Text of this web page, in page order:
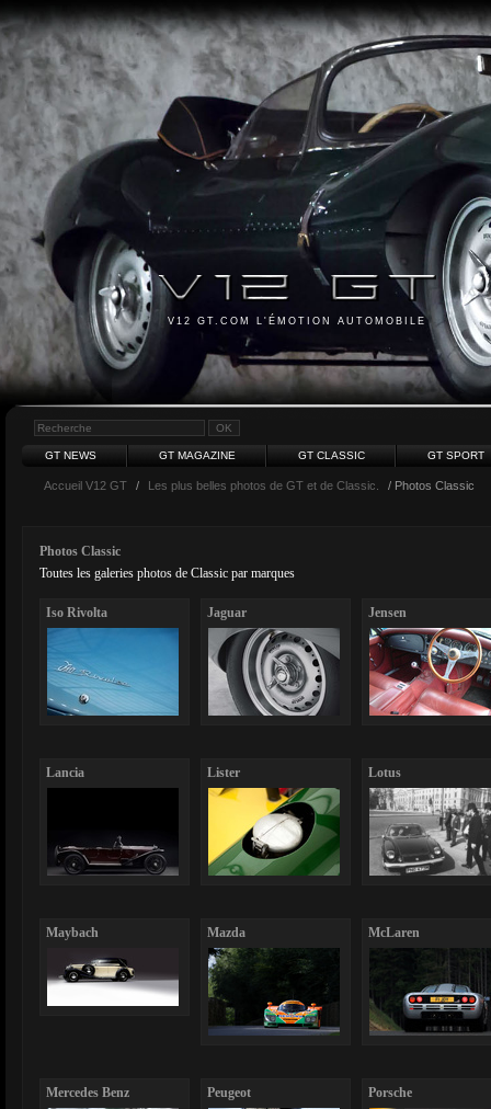
V12 GT.COM L'ÉMOTION AUTOMOBILE
GT NEWS GT MAGAZINE GT CLASSIC GT SPORT
Accueil V12 GT / Les plus belles photos de GT et de Classic. / Photos Classic
Photos Classic
Toutes les galeries photos de Classic par marques
Iso Rivolta Jaguar Jensen
Lancia Lister Lotus
Maybach Mazda McLaren
Mercedes Benz Peugeot Porsche